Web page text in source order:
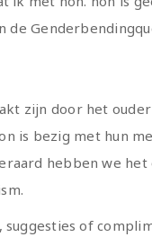
de
zijn door het
is bezig met hun
hebben we
of